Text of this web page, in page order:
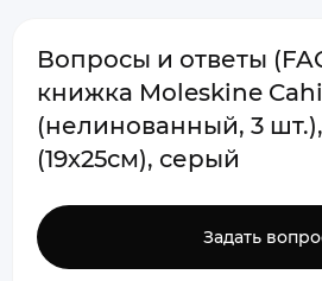
Вопросы и ответы
книжка Moleskine
(нелинованный, 3
(19х25см), серый
Задать